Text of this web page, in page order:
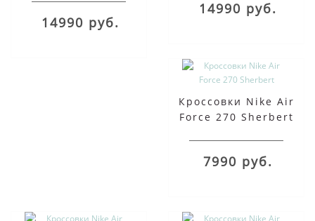
14990 руб.
14990 руб.
Кроссовки Nike Air
Force 270 Sherbert
7990 руб.